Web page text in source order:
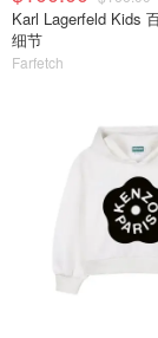
Karl Lagerfeld Kids
细节
Farfetch